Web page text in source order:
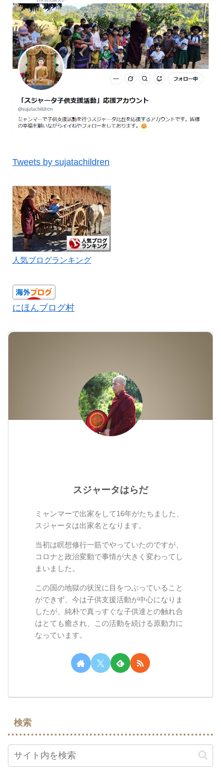
Tweets by sujatachildren
人気ブログランキング
にほんブログ村
スジャータはらだ
ミャンマーで出家をして16年がたちました、
スジャータは出家名となります。
当初は瞑想修行一筋でやっていたのですが、
コロナと政治変動で事情が大きく変わってし
まいました。
この国の地獄の状況に目をつぶっていること
ができず、今は子供支援活動が中心になりま
したが、純朴で真っすぐな子供達との触れ合
はとても癒され、この活動を続ける原動力に
なっています。
検索